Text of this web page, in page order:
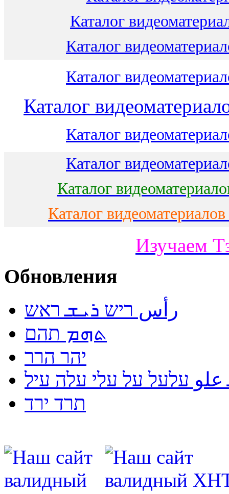
Каталог
Каталог
Каталог
Каталог
Каталог
Каталог
Каталог
Каталог
Изучаем
Обновления
رأس ריש ܪܝܫ ראש
ܬܗܡ תהם
יהר הרר
עלעל על עלי עלה עיל
תרד ירד